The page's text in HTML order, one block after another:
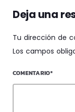
Deja una
Tu dirección de
Los campos
COMENTARIO*